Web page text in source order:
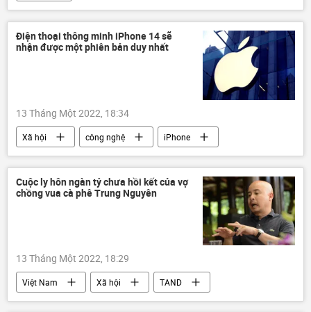
Điện thoại thông minh iPhone 14 sẽ
nhận được một phiên bản duy nhất
13 Tháng Một 2022, 18:34
Xã hội công nghệ
iPhone
Apple
Cuộc ly hôn ngàn tỷ chưa hồi kết của vợ
chồng vua cà phê Trung Nguyên
13 Tháng Một 2022, 18:29
Việt Nam Xã hội
TAND
VKSND Tối cao
Lê Hoàng Diệp Thảo